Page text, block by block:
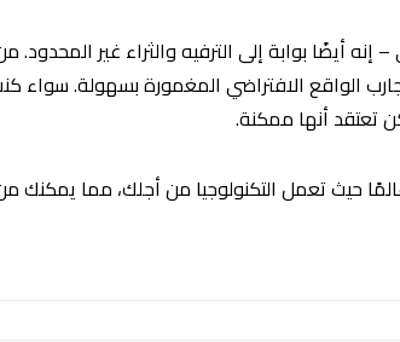
أيضًا بوابة إلى الترفيه والثراء غير
الواقع الافتراضي المغمورة بسهولة.
تعتقد أنها ممكنة.
حيث تعمل التكنولوجيا من أجلك، مما